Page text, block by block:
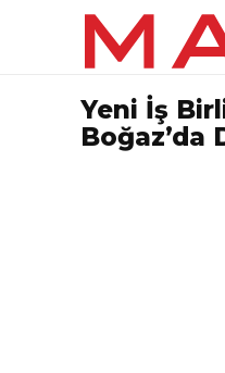
Yeni İş
Boğaz’da